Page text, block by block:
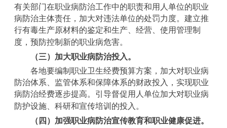
有关部门在职业病防治工作中的职责和用人单位的职业
病防治主体责任，加大对违法单位的处罚力度。建立推
行有毒生产原材料的鉴定和生产、经营、使用管理制
度，预防控制新的职业病危害。
（三）加大职业病防治投入。
各地要编制职业卫生经费预算方案，加大对职业病
防治体系、监管体系和保障体系的财政投入，实现职业
病防治经费逐步提高。引导督促用人单位加大对职业病
防护设施、科研和宣传培训的投入。
（四）加强职业病防治宣传教育和职业健康促进。